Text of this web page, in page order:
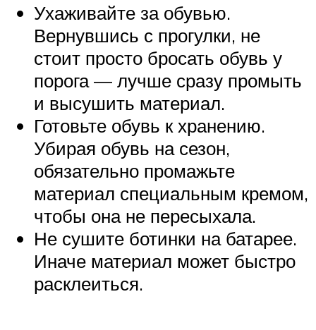
Ухаживайте за обувью.
Вернувшись с прогулки, не
стоит просто бросать обувь у
порога — лучше сразу промыть
и высушить материал.
Готовьте обувь к хранению.
Убирая обувь на сезон,
обязательно промажьте
материал специальным кремом,
чтобы она не пересыхала.
Не сушите ботинки на батарее.
Иначе материал может быстро
расклеиться.